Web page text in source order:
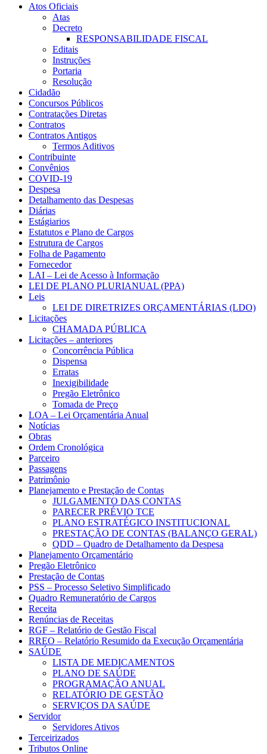
Atos Oficiais
Atas
Decreto
RESPONSABILIDADE FISCAL
Editais
Instruções
Portaria
Resolução
Cidadão
Concursos Públicos
Contratações Diretas
Contratos
Contratos Antigos
Termos Aditivos
Contribuinte
Convênios
COVID-19
Despesa
Detalhamento das Despesas
Diárias
Estágiarios
Estatutos e Plano de Cargos
Estrutura de Cargos
Folha de Pagamento
Fornecedor
LAI – Lei de Acesso à Informação
LEI DE PLANO PLURIANUAL (PPA)
Leis
LEI DE DIRETRIZES ORÇAMENTÁRIAS (LDO)
Licitações
CHAMADA PÚBLICA
Licitações – anteriores
Concorrência Pública
Dispensa
Erratas
Inexigibilidade
Pregão Eletrônico
Tomada de Preço
LOA – Lei Orçamentária Anual
Notícias
Obras
Ordem Cronológica
Parceiro
Passagens
Patrimônio
Planejamento e Prestação de Contas
JULGAMENTO DAS CONTAS
PARECER PRÉVIO TCE
PLANO ESTRATÉGICO INSTITUCIONAL
PRESTAÇÃO DE CONTAS (BALANÇO GERAL)
QDD – Quadro de Detalhamento da Despesa
Planejamento Orçamentário
Pregão Eletrônico
Prestação de Contas
PSS – Processo Seletivo Simplificado
Quadro Remuneratório de Cargos
Receita
Renúncias de Receitas
RGF – Relatório de Gestão Fiscal
RREO – Relatório Resumido da Execução Orçamentária
SAÚDE
LISTA DE MEDICAMENTOS
PLANO DE SAÚDE
PROGRAMAÇÃO ANUAL
RELATÓRIO DE GESTÃO
SERVIÇOS DA SAÚDE
Servidor
Servidores Ativos
Terceirizados
Tributos Online